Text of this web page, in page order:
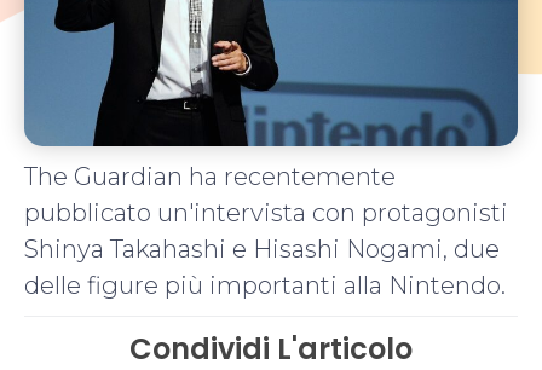
The Guardian ha recentemente
pubblicato un'intervista con protagonisti
Shinya Takahashi e Hisashi Nogami, due
delle figure più importanti alla Nintendo.
Condividi L'articolo